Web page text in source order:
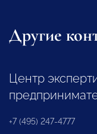
Другие
Центр
+7 (495) 247-4777